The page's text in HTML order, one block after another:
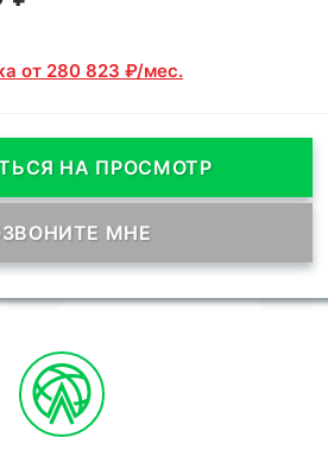
от 280 823 ₽/мес.
НА ПРОСМОТР
МНЕ